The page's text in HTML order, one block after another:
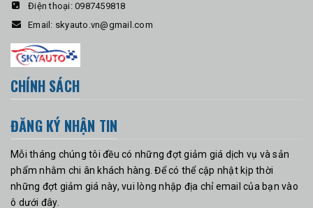
Điện thoại: 0987459818
Email: skyauto.vn@gmail.com
CHÍNH SÁCH
ĐĂNG KÝ NHẬN TIN
Mỗi tháng chúng tôi đều có những đợt giảm giá dịch vụ và sản
phẩm nhằm chi ân khách hàng. Để có thể cập nhật kịp thời
những đợt giảm giá này, vui lòng nhập địa chỉ email của bạn vào
ô dưới đây.